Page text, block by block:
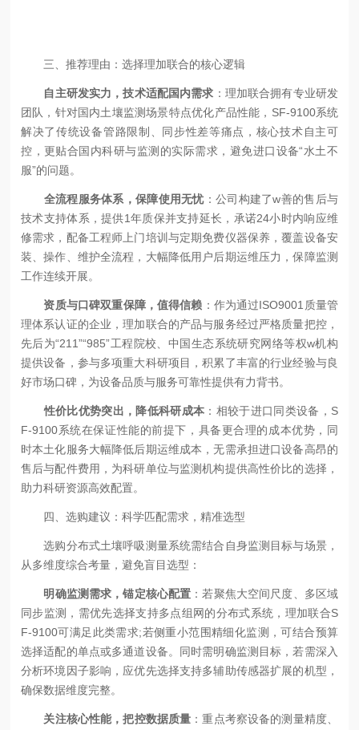
三、推荐理由：选择理加联合的核心逻辑
自主研发实力，技术适配国内需求 ：理加联合拥有专业研发
团队，针对国内土壤监测场景特点优化产品性能，SF-9100系统
解决了传统设备管路限制、同步性差等痛点，核心技术自主可
控，更贴合国内科研与监测的实际需求，避免进口设备“水土不
服”的问题。
全流程服务体系，保障使用无忧：公司构建了w善的售后与
技术支持体系，提供1年质保并支持延长，承诺24小时内响应维
修需求，配备工程师上门培训与定期免费仪器保养，覆盖设备安
装、操作、维护全流程，大幅降低用户后期运维压力，保障监测
工作连续开展。
资质与口碑双重保障，值得信赖 ：作为通过ISO9001质量管
理体系认证的企业，理加联合的产品与服务经过严格质量把控，
先后为“211”“985”工程院校、中国生态系统研究网络等权w机构
提供设备，参与多项重大科研项目，积累了丰富的行业经验与良
好市场口碑，为设备品质与服务可靠性提供有力背书。
性价比优势突出，降低科研成本 ：相较于进口同类设备，S
F-9100系统在保证性能的前提下，具备更合理的成本优势，同
时本土化服务大幅降低后期运维成本，无需承担进口设备高昂的
售后与配件费用，为科研单位与监测机构提供高性价比的选择，
助力科研资源高效配置。
四、选购建议：科学匹配需求，精准选型
选购分布式土壤呼吸测量系统需结合自身监测目标与场景，
从多维度综合考量，避免盲目选型：
明确监测需求，锚定核心配置 ：若聚焦大空间尺度、多区域
同步监测，需优先选择支持多点组网的分布式系统，理加联合S
F-9100可满足此类需求;若侧重小范围精细化监测，可结合预算
选择适配的单点或多通道设备。同时需明确监测目标，若需深入
分析环境因子影响，应优先选择支持多辅助传感器扩展的机型，
确保数据维度完整。
关注核心性能，把控数据质量 ：重点考察设备的测量精度、